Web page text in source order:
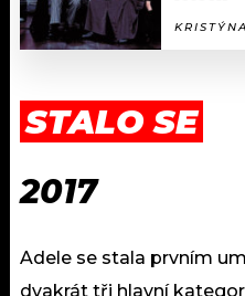
STALO SE
2017
Adele se stala prvním
dvakrát tři hlavní